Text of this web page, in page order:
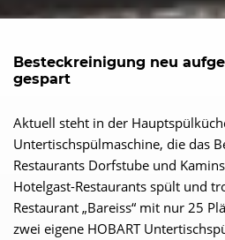
Besteckreinigung neu
gespart
Aktuell steht in der
Untertischspülmaschine, die das
Restaurants Dorfstube und
Hotelgast-Restaurants spült und
Restaurant „Bareiss“ mit nur 25
zwei eigene HOBART